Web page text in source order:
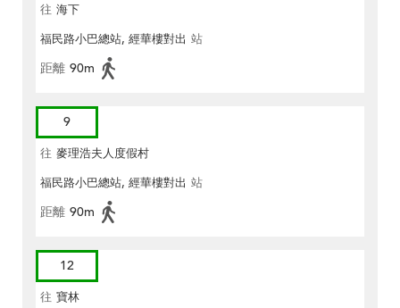
往 海下
福民路小巴總站, 經華樓對出 站
距離 90m
9
往 麥理浩夫人度假村
福民路小巴總站, 經華樓對出 站
距離 90m
12
往 寶林